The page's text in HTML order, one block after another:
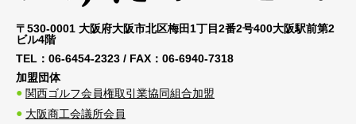
〒530-0001 大阪府大阪市北区梅田1丁目2番2号400大阪駅前第2
ビル4階
TEL： 06-6454-2323 / FAX： 06-6940-7318
加盟団体
関西ゴルフ会員権取引業協同組合加盟
大阪商工会議所会員